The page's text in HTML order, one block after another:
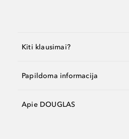
Kiti klausimai?
Papildoma informacija
Apie DOUGLAS